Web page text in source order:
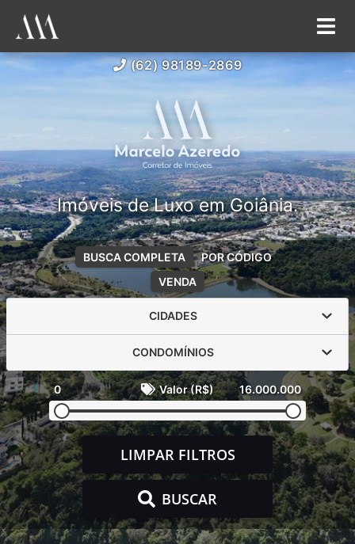
(62) 98189-2869
Imóveis de Luxo em Goiânia.
VENDA
BUSCA COMPLETA POR CÓDIGO
CIDADES
CONDOMÍNIOS
0 Valor (R$) 16.000.000
LIMPAR FILTROS
BUSCAR